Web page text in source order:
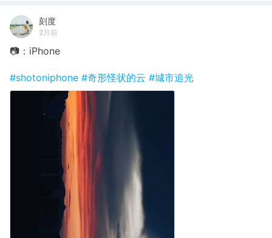
刻度
2月前
📷：iPhone
#shotoniphone #奇形怪状的云 #城市追光